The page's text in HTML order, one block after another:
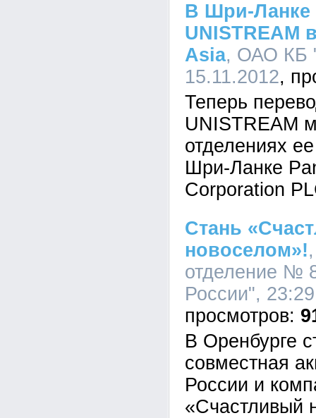
В Шри-Ланке
UNISTREAM
Asia, ОАО КБ
15.11.2012
Теперь
UNISTREAM
отделениях
Шри-Ланке
Corporation
Стань
новоселом»!
отделение №
России",
В Оренбурге
совместная
России и
«Счастливый